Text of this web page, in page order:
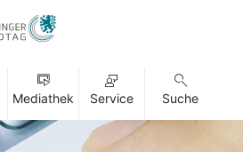
Mediathek Service Suche